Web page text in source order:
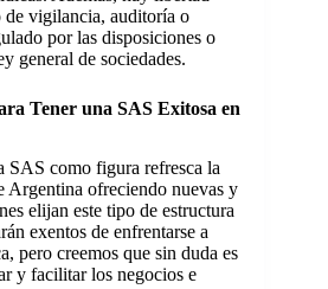
de vigilancia, auditoría o
por las disposiciones o
general de sociedades.
Tener una SAS Exitosa en
SAS como figura refresca la
Argentina ofreciendo nuevas y
elijan este tipo de estructura
exentos de enfrentarse a
pero creemos que sin duda es
y facilitar los negocios e